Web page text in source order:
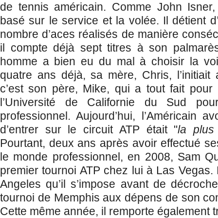
de tennis américain. Comme John
basé sur le service et la volée. Il détient
nombre d’aces réalisés de manière
il compte déjà sept titres à son
homme a bien eu du mal à choisir la
quatre ans déjà, sa mère, Chris, l’initiait
c’est son père, Mike, qui a tout fait
l’Université de Californie du Sud
professionnel. Aujourd’hui, l’Américain
d’entrer sur le circuit ATP était "la plus
Pourtant, deux ans après avoir effectué
le monde professionnel, en 2008, Sam
premier tournoi ATP chez lui à Las Vegas.
Angeles qu’il s’impose avant de
tournoi de Memphis aux dépens de son
Cette même année, il remporte également